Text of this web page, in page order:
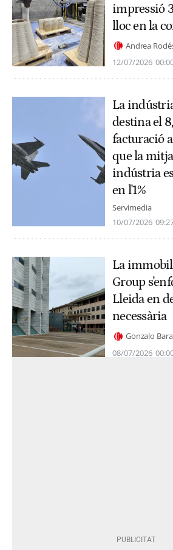
impressió
lloc en la
Andrea
12/07/2026
La
destina el
facturació
que la
indústria
en l'1%
Servimedia
10/07/2026
La
Group
Lleida en
necessària
Gonzalo
08/07/2026